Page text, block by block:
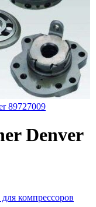
89727009
Denver
для компрессоров